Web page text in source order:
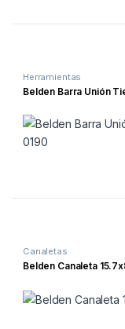
Herramientas
Belden Barra Unión
Canaletas
Belden Canaleta